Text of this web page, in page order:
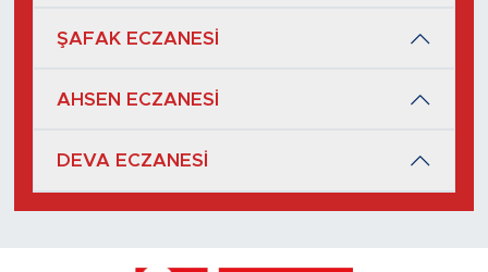
ŞAFAK ECZANESİ
AHSEN ECZANESİ
DEVA ECZANESİ